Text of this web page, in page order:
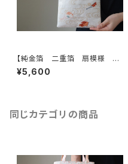
【純金箔 二重箔 扇模様 シ
ルク帯リメイク ミニサブバック
フォーマルバック】日常使い、結
¥5,600
同じカテゴリの商品